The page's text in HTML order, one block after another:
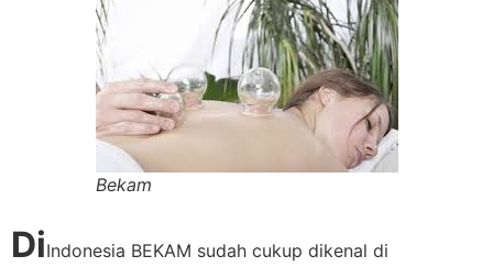
Bekam
DiIndonesia BEKAM sudah cukup dikenal di